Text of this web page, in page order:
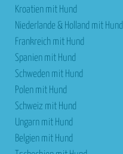
Kroatien mit Hund
Niederlande & Holland mit Hund
Frankreich mit Hund
Spanien mit Hund
Schweden mit Hund
Polen mit Hund
Schweiz mit Hund
Ungarn mit Hund
Belgien mit Hund